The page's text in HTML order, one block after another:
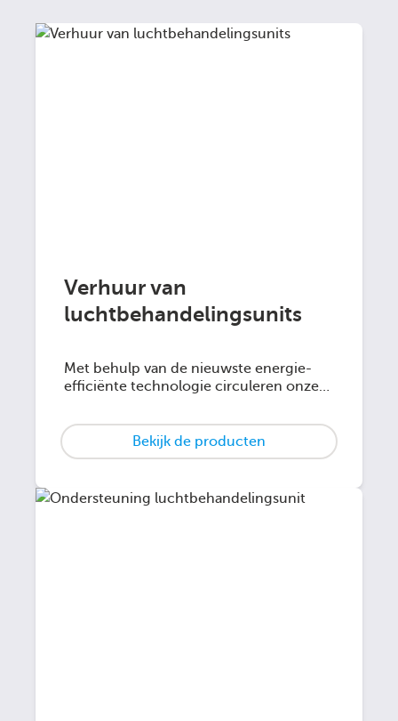
Verhuur van
luchtbehandelingsunits
Met behulp van de nieuwste energie-
efficiënte technologie circuleren onze
onderdeel van uw airconditioning-,
verwarmings- of ventilatiesysteem.
Bekijk de producten